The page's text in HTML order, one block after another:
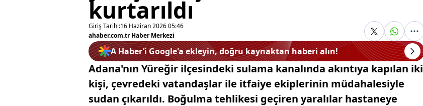
kurtarıldı
Giriş Tarihi:16 Haziran 2026 05:46
ahaber.com.tr Haber Merkezi
A Haber’i Google'a ekleyin, doğru kaynaktan haberi alın!
Adana'nın Yüreğir ilçesindeki sulama kanalında akıntıya kapılan iki
kişi, çevredeki vatandaşlar ile itfaiye ekiplerinin müdahalesiyle
sudan çıkarıldı. Boğulma tehlikesi geçiren yaralılar hastaneye